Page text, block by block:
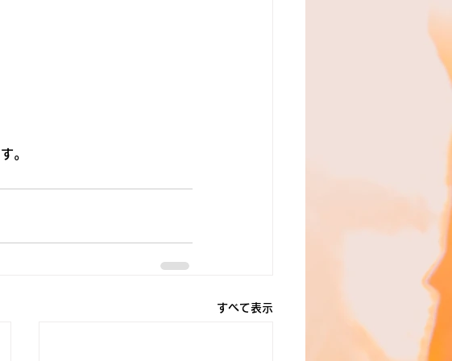
。
すべて表示